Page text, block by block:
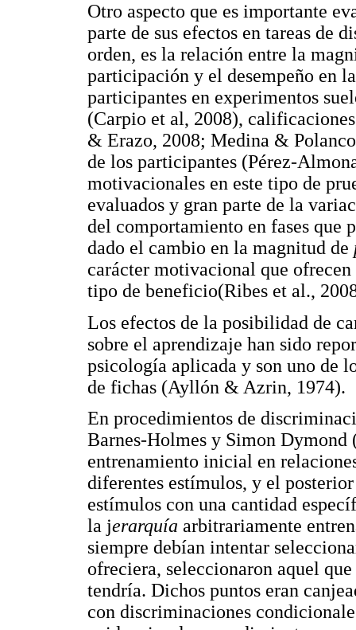
Otro aspecto que es importante
parte de sus efectos en tareas de
orden, es la relación entre la
participación y el desempeño en
participantes en experimentos
(Carpio et al, 2008),
& Erazo, 2008; Medina &
de los participantes (Pérez-
motivacionales en este tipo de
evaluados y gran parte de la
del comportamiento en fases que
dado el cambio en la magnitud de
carácter motivacional que
tipo de beneficio(Ribes et al.,
Los efectos de la posibilidad de
sobre el aprendizaje han sido
psicología aplicada y son uno de
de fichas (Ayllón & Azrin, 1974).
En procedimientos de
Barnes-Holmes y Simon Dymond
entrenamiento inicial en
diferentes estímulos, y el
estímulos con una cantidad
la jerarquía arbitrariamente
siempre debían intentar
ofreciera, seleccionaron aquel
tendría. Dichos puntos eran
con discriminaciones